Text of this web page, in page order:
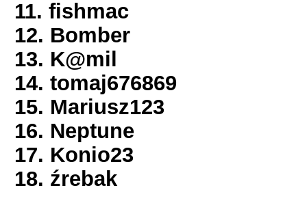
11. fishmac
12. Bomber
13. K@mil
14. tomaj676869
15. Mariusz123
16. Neptune
17. Konio23
18. źrebak